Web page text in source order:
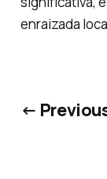
enraizada
←